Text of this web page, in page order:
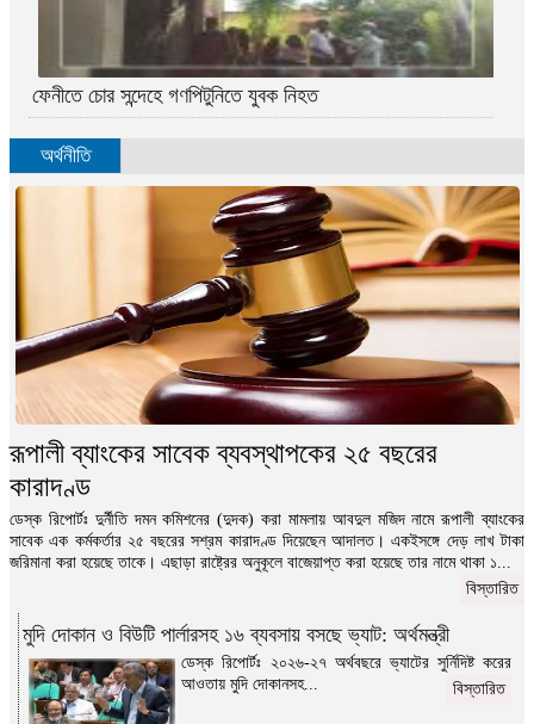
ফেনীতে চোর সন্দেহে গণপিটুনিতে যুবক নিহত
অর্থনীতি
রূপালী ব্যাংকের সাবেক ব্যবস্থাপকের ২৫ বছরের
কারাদণ্ড
ডেস্ক রিপোর্টঃ দুর্নীতি দমন কমিশনের (দুদক) করা মামলায় আবদুল মজিদ নামে রূপালী ব্যাংকের
সাবেক এক কর্মকর্তার ২৫ বছরের সশ্রম কারাদণ্ড দিয়েছেন আদালত। একইসঙ্গে দেড় লাখ টাকা
জরিমানা করা হয়েছে তাকে। এছাড়া রাষ্ট্রের অনুকূলে বাজেয়াপ্ত করা হয়েছে তার নামে থাকা ১...
বিস্তারিত
মুদি দোকান ও বিউটি পার্লারসহ ১৬ ব্যবসায় বসছে ভ্যাট: অর্থমন্ত্রী
ডেস্ক রিপোর্টঃ ২০২৬-২৭ অর্থবছরে ভ্যাটের সুর্নিদিষ্ট করের
আওতায় মুদি দোকানসহ...
বিস্তারিত